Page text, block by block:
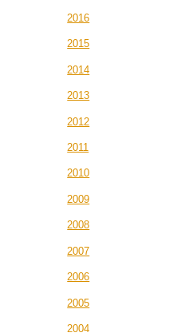
2016
2015
2014
2013
2012
2011
2010
2009
2008
2007
2006
2005
2004